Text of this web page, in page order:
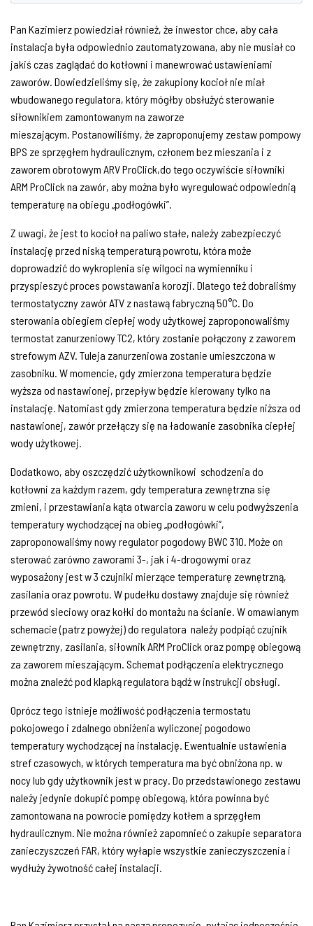
Pan Kazimierz powiedział również, że inwestor chce, aby cała
instalacja była odpowiednio zautomatyzowana, aby nie musiał co
jakiś czas zaglądać do kotłowni i manewrować ustawieniami
zaworów. Dowiedzieliśmy się, że zakupiony kocioł nie miał
wbudowanego regulatora, który mógłby obsłużyć sterowanie
siłownikiem zamontowanym na zaworze
mieszającym. Postanowiliśmy, że zaproponujemy zestaw pompowy
BPS ze sprzęgłem hydraulicznym, członem bez mieszania i z
zaworem obrotowym ARV ProClick,do tego oczywiście siłowniki
ARM ProClick na zawór, aby można było wyregulować odpowiednią
temperaturę na obiegu „podłogówki”.
Z uwagi, że jest to kocioł na paliwo stałe, należy zabezpieczyć
instalację przed niską temperaturą powrotu, która może
doprowadzić do wykroplenia się wilgoci na wymienniku i
przyspieszyć proces powstawania korozji. Dlatego też dobraliśmy
termostatyczny zawór ATV z nastawą fabryczną 50°C. Do
sterowania obiegiem ciepłej wody użytkowej zaproponowaliśmy
termostat zanurzeniowy TC2, który zostanie połączony z zaworem
strefowym AZV. Tuleja zanurzeniowa zostanie umieszczona w
zasobniku. W momencie, gdy zmierzona temperatura będzie
wyższa od nastawionej, przepływ będzie kierowany tylko na
instalację. Natomiast gdy zmierzona temperatura będzie niższa od
nastawionej, zawór przełączy się na ładowanie zasobnika ciepłej
wody użytkowej.
Dodatkowo, aby oszczędzić użytkownikowi schodzenia do
kotłowni za każdym razem, gdy temperatura zewnętrzna się
zmieni, i przestawiania kąta otwarcia zaworu w celu podwyższenia
temperatury wychodzącej na obieg „podłogówki”,
zaproponowaliśmy nowy regulator pogodowy BWC 310. Może on
sterować zarówno zaworami 3-, jak i 4-drogowymi oraz
wyposażony jest w 3 czujniki mierzące temperaturę zewnętrzną,
zasilania oraz powrotu. W pudełku dostawy znajduje się również
przewód sieciowy oraz kołki do montażu na ścianie. W omawianym
schemacie (patrz powyżej) do regulatora należy podpiąć czujnik
zewnętrzny, zasilania, siłownik ARM ProClick oraz pompę obiegową
za zaworem mieszającym. Schemat podłączenia elektrycznego
można znaleźć pod klapką regulatora bądź w instrukcji obsługi.
Oprócz tego istnieje możliwość podłączenia termostatu
pokojowego i zdalnego obniżenia wyliczonej pogodowo
temperatury wychodzącej na instalację. Ewentualnie ustawienia
stref czasowych, w których temperatura ma być obniżona np. w
nocy lub gdy użytkownik jest w pracy. Do przedstawionego zestawu
należy jedynie dokupić pompę obiegową, która powinna być
zamontowana na powrocie pomiędzy kotłem a sprzęgłem
hydraulicznym. Nie można również zapomnieć o zakupie separatora
zanieczyszczeń FAR, który wyłapie wszystkie zanieczyszczenia i
wydłuży żywotność całej instalacji.